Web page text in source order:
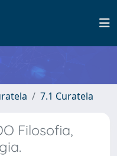
7.1 Curatela
Filosofia,